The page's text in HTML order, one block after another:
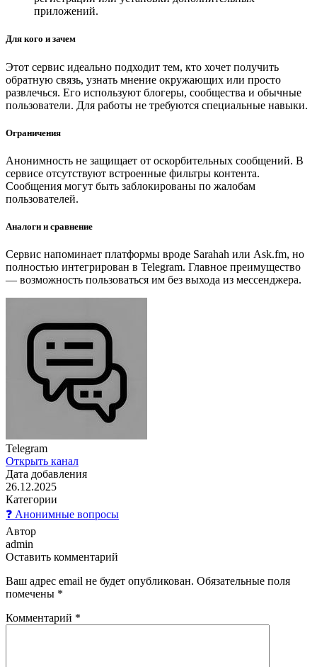
приложений.
Для кого и зачем
Этот сервис идеально подходит тем, кто хочет получить
обратную связь, узнать мнение окружающих или просто
развлечься. Его используют блогеры, сообщества и обычные
пользователи. Для работы не требуются специальные навыки.
Ограничения
Анонимность не защищает от оскорбительных сообщений. В
сервисе отсутствуют встроенные фильтры контента.
Сообщения могут быть заблокированы по жалобам
пользователей.
Аналоги и сравнение
Сервис напоминает платформы вроде Sarahah или Ask.fm, но
полностью интегрирован в Telegram. Главное преимущество
— возможность пользоваться им без выхода из мессенджера.
Telegram
Открыть канал
Дата добавления
26.12.2025
Категории
❓ Анонимные вопросы
Автор
admin
Оставить комментарий
Ваш адрес email не будет опубликован. Обязательные поля
помечены *
Комментарий *